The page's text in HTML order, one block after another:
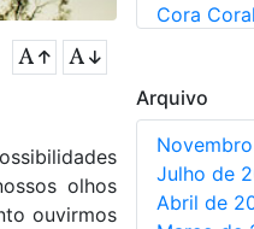
olhos
ouvirmos
Cora
Arquivo
Julho de
Abril de